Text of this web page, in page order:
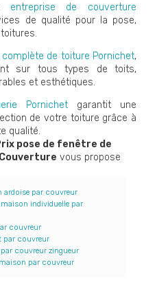
entreprise de couverture
de qualité pour la pose,
de toiture Pornichet,
sur tous types de toits,
et esthétiques.
Pornichetgarantit une
de votre toiture grâce à
qualité.
pose de fenêtre de
vous propose
ardoise par couvreur
individuelle par
couvreur
par couvreur
couvreur zingueur
par couvreur